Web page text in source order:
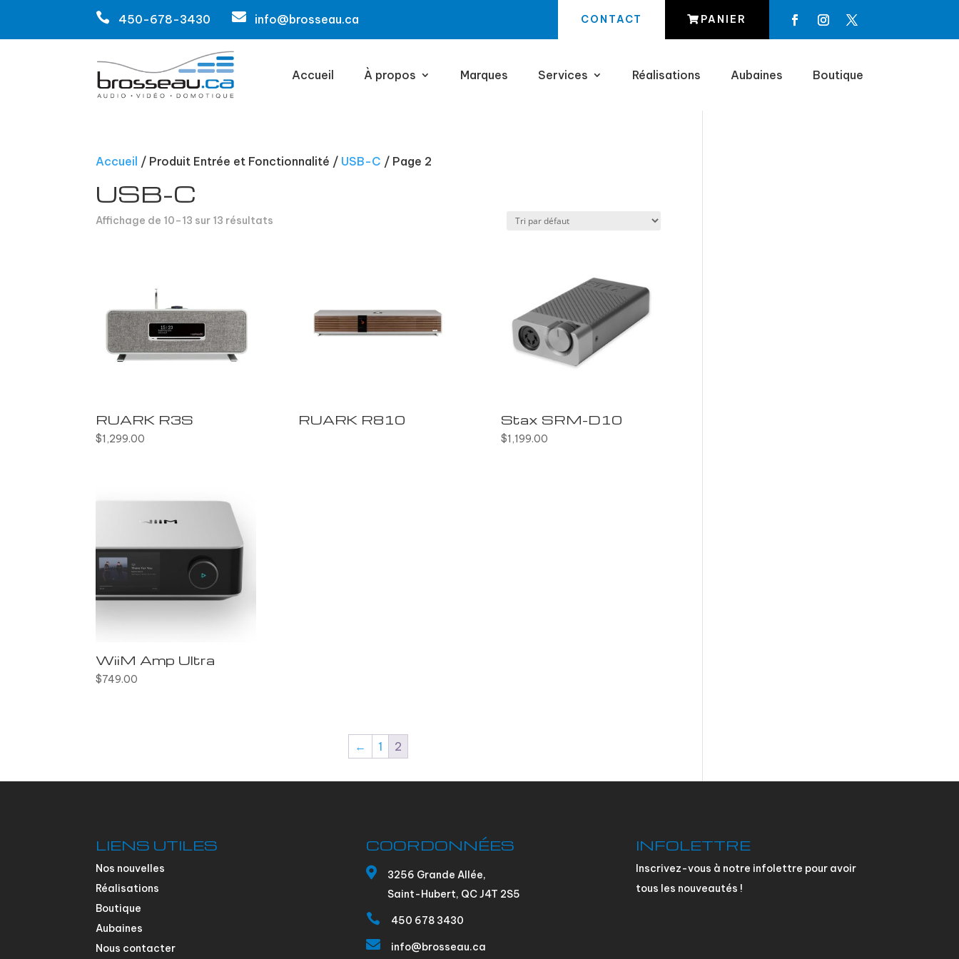
 450-678-3430  info@brosseau.ca CONTACT PANIER
Accueil À propos Marques Services Réalisations Aubaines Boutique
Accueil / Produit Entrée et Fonctionnalité / USB-C / Page 2
USB-C
Affichage de 10–13 sur 13 résultats
RUARK R3S
$1,299.00
RUARK R810 Stax SRM-D10
$1,199.00
WiiM Amp Ultra
$749.00
← 1 2
LIENS UTILES
Nos nouvelles
Réalisations
Boutique
Aubaines
Nous contacter
COORDONNÉES

3256 Grande Allée,
Saint-Hubert, QC J4T 2S5
 450 678 3430
 info@brosseau.ca
INFOLETTRE
Inscrivez-vous à notre infolettre pour avoir
tous les nouveautés !